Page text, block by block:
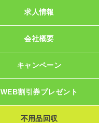
求人情報
会社概要
キャンペーン
WEB割引券プレゼント
不用品回収